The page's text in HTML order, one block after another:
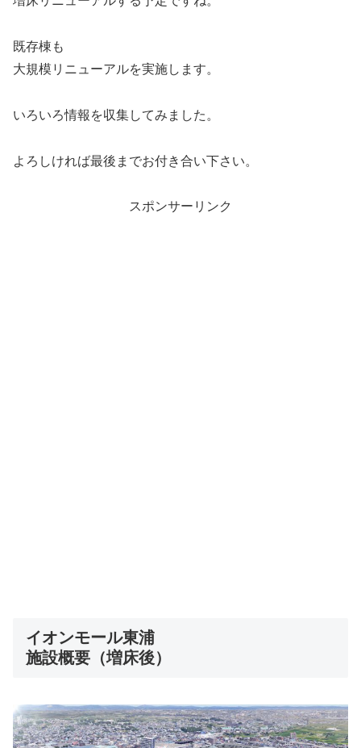
既存棟も
大規模リニューアルを実施します。
いろいろ情報を収集してみました。
よろしければ最後までお付き合い下さい。
スポンサーリンク
イオンモール東浦
施設概要（増床後）